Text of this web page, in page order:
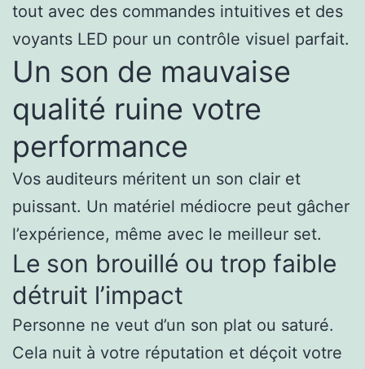
tout avec des commandes intuitives et des
voyants LED pour un contrôle visuel parfait.
Un son de mauvaise
qualité ruine votre
performance
Vos auditeurs méritent un son clair et
puissant. Un matériel médiocre peut gâcher
l’expérience, même avec le meilleur set.
Le son brouillé ou trop faible
détruit l’impact
Personne ne veut d’un son plat ou saturé.
Cela nuit à votre réputation et déçoit votre